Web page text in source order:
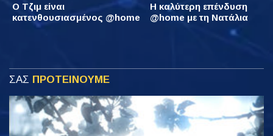
Ο Τζιμ είναι
κατενθουσιασμένος @home
Η καλύτερη επένδυση
@home με τη Νατάλια
ΣΑΣ ΠΡΟΤΕΙΝΟΥΜΕ